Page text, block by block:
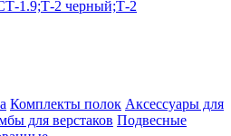
1.9;Т-2 черный;Т-2
Комплекты полок Аксессуары для
для верстаков Подвесные